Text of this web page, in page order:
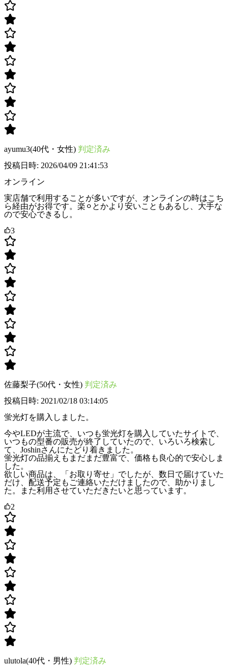
ayumu3(40代・女性) 判定済み
投稿日時: 2026/04/09 21:41:53
オンライン
実店舗で利用することが多いですが、オンラインの時はこち
ら経由がお得です。楽⚪︎とかより安いこともあるし、大手な
ので安心できるし。
3
佐藤梨子(50代・女性) 判定済み
投稿日時: 2021/02/18 03:14:05
蛍光灯を購入しました。
今やLEDが主流で、いつも蛍光灯を購入していたサイトで、
いつもの型番の販売が終了していたので、いろいろ検索し
て、Joshinさんにたどり着きました。
蛍光灯の品揃えもまだまだ豊富で、価格も良心的で安心しま
した。
欲しい商品は、「お取り寄せ」でしたが、数日で届けていた
だけ、配送予定もご連絡いただけましたので、助かりまし
た。また利用させていただきたいと思っています。
2
ulutola(40代・男性) 判定済み